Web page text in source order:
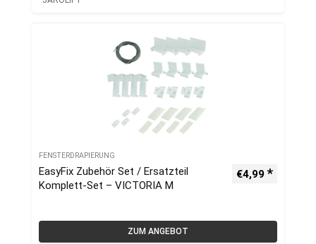
FENSTERDRAPIERUNG
EasyFix Zubehör Set / Ersatzteil
Komplett-Set – VICTORIA M
€4,99
ZUM ANGEBOT